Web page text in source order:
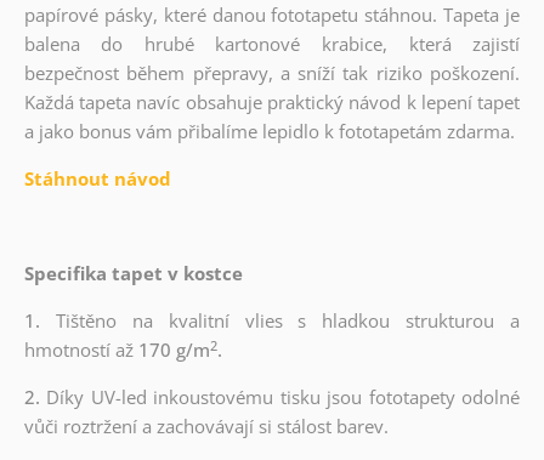
papírové pásky, které danou fototapetu stáhnou. Tapeta je
balena do hrubé kartonové krabice, která zajistí
bezpečnost během přepravy, a sníží tak riziko poškození.
Každá tapeta navíc obsahuje praktický návod k lepení tapet
a jako bonus vám přibalíme lepidlo k fototapetám zdarma.
Stáhnout návod
Specifika tapet v kostce
1. Tištěno na kvalitní vlies s hladkou strukturou a
hmotností až170 g/m2.
2. Díky UV-led inkoustovému tisku jsou fototapety odolné
vůči roztržení a zachovávají si stálost barev.